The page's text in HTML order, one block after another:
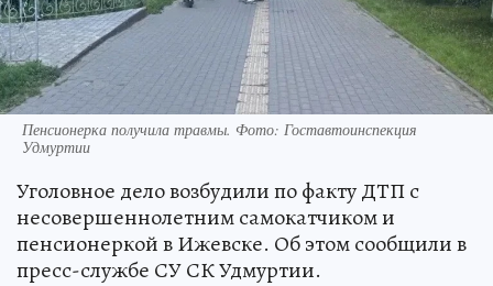
Пенсионерка получила травмы. Фото: Гоставтоинспекция
Удмуртии
Уголовное дело возбудили по факту ДТП с
несовершеннолетним самокатчиком и
пенсионеркой в Ижевске. Об этом сообщили в
пресс-службе СУ СК Удмуртии.